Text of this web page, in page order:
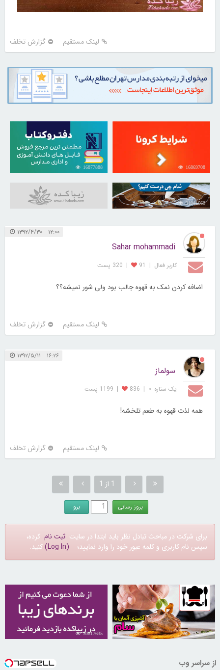
لینک مستقیم گزارش تخلف
16869708
16877888
31041660
۱۲:۰۰ ۱۳۹۲/۴/۳۰
Sahar mohammadi
کاربر فعال |
91
| 320 پست
اضافه کردن نمک به قهوه جالب بود ولی شور نمیشه؟؟
لینک مستقیم گزارش تخلف
۱۶:۲۶ ۱۳۹۲/۵/۱۱
سولماز
یک ستاره ⋆ |
836
| 1199 پست
همه لذت قهوه به طعم تلخشه!
لینک مستقیم گزارش تخلف
1 از 1
برای شرکت در مباحث تبادل نظر باید ابتدا در سایت ثبت نام کرده،
سپس نام کاربری و کلمه عبور خود را وارد نمایید؛ (Log In) کنید.
30256503
30817635
از سراسر وب